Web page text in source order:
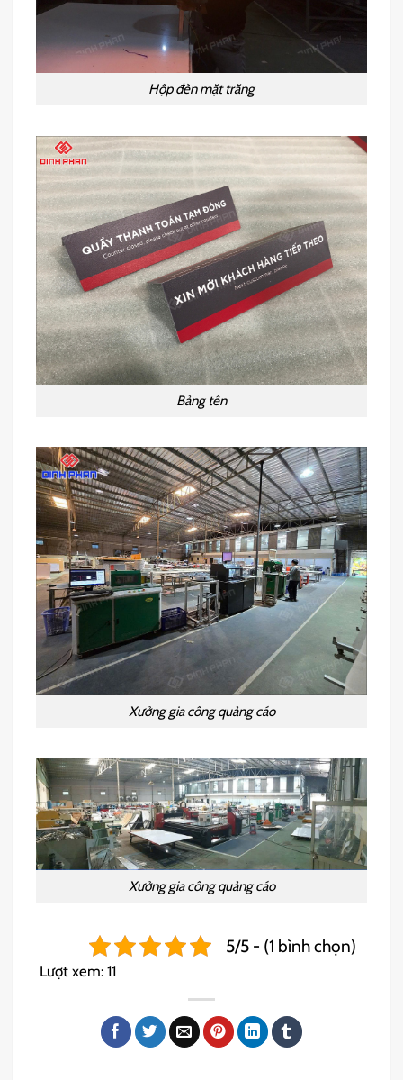
Hộp đèn mặt trăng
Bảng tên
Xưởng gia công quảng cáo
Xưởng gia công quảng cáo
5/5 - (1 bình chọn)
Lượt xem: 11